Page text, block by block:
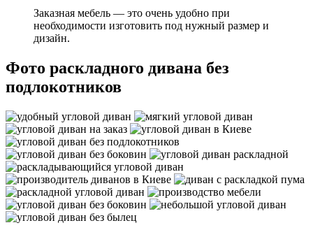
Заказная мебель — это очень удобно при
необходимости изготовить под нужный размер и
дизайн.
Фото раскладного дивана без
подлокотников